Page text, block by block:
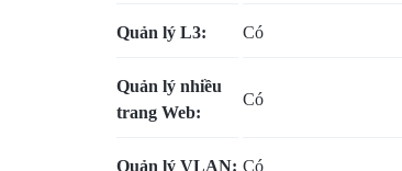
Quản lý L3: Có
Quản lý nhiều
trang Web:
Có
Quản lý VLAN: Có